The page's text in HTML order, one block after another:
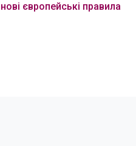
європейські правила